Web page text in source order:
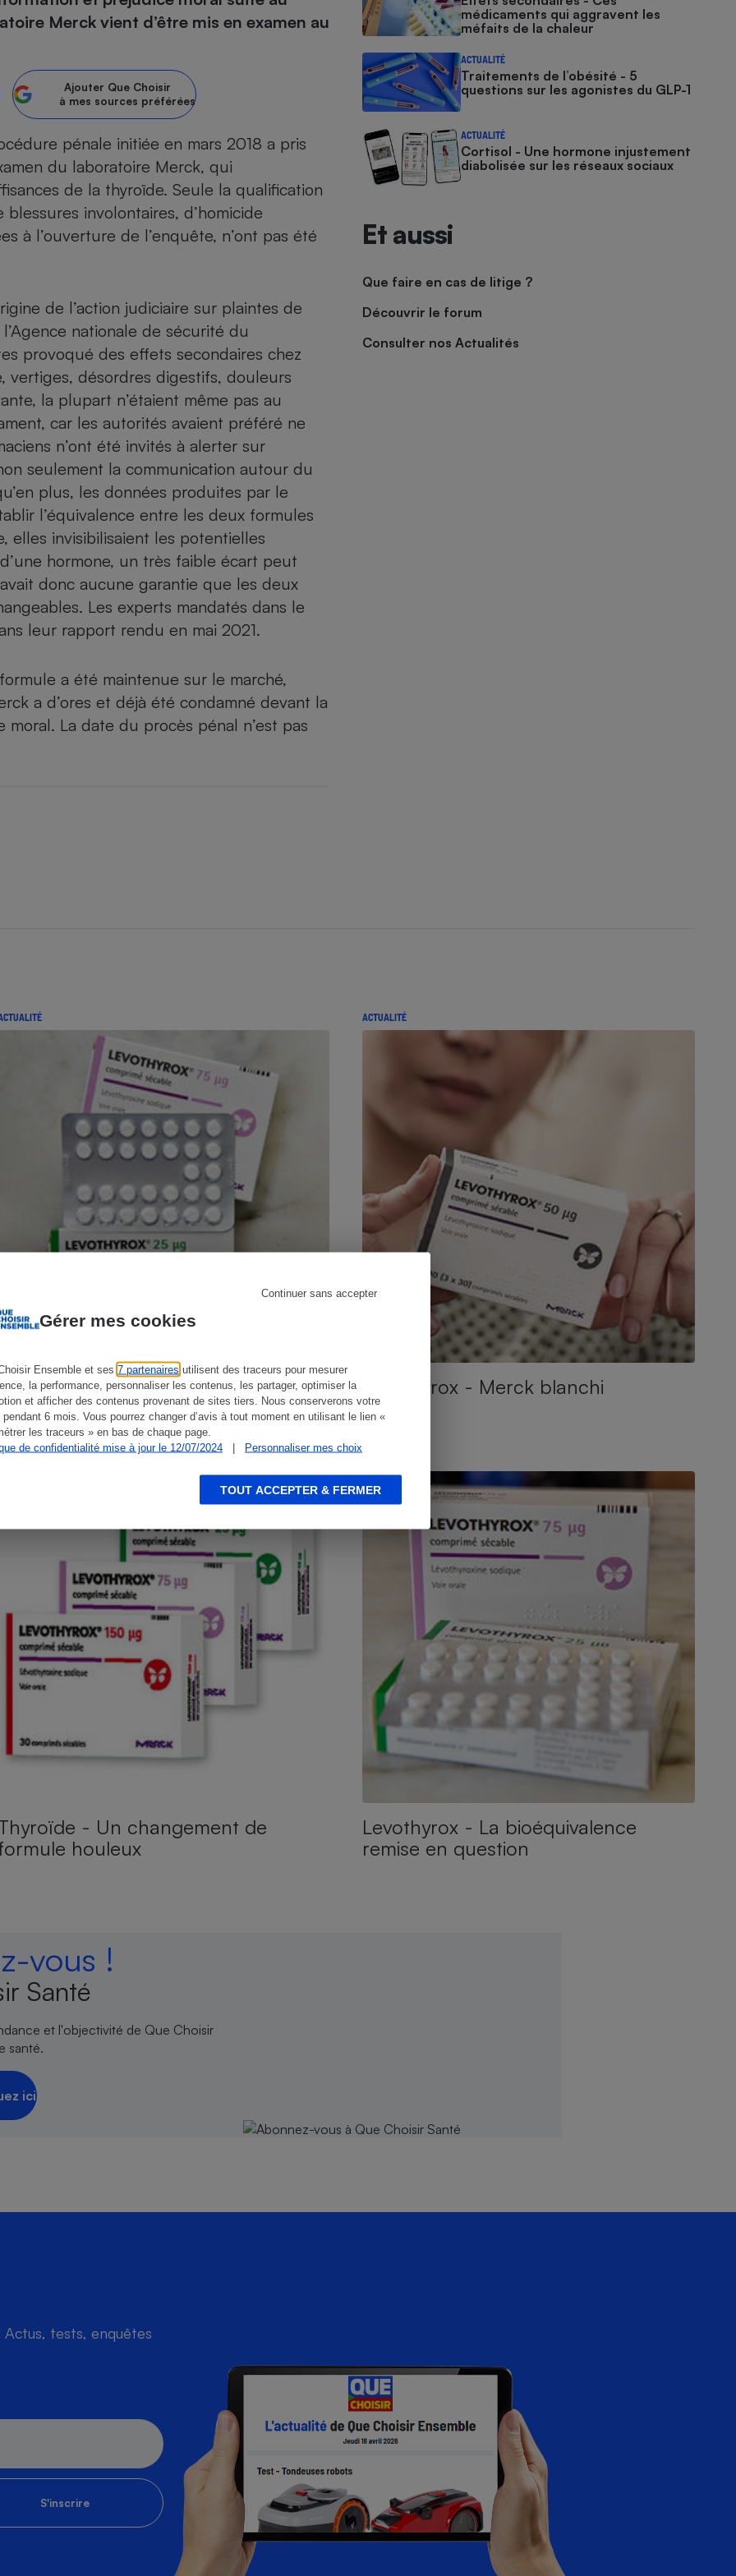
Gérer mes cookies
Ensemble et ses 7 partenaires utilisent des traceurs pour mesurer
la performance, personnaliser les contenus, les partager, optimiser la
et afficher des contenus provenant de sites tiers. Nous conserverons votre
pendant 6 mois. Vous pourrez changer d’avis à tout moment en utilisant le lien «
les traceurs » en bas de chaque page.
de confidentialité mise à jour le 12/07/2024
| Personnaliser mes choix
Continuer sans accepter
TOUT ACCEPTER & FERMER
Merck vient d’être mis en examen au
Ajouter Que Choisir
à mes sources préférées
pénale initiée en mars 2018 a pris
du laboratoire Merck, qui
de la thyroïde. Seule la qualification
involontaires, d’homicide
à l’ouverture de l’enquête, n’ont pas été
de l’action judiciaire sur plaintes de
nationale de sécurité du
provoqué des effets secondaires chez
vertiges, désordres digestifs, douleurs
la plupart n’étaient même pas au
car les autorités avaient préféré ne
n’ont été invités à alerter sur
seulement la communication autour du
plus, les données produites par le
l’équivalence entre les deux formules
elles invisibilisaient les potentielles
hormone, un très faible écart peut
donc aucune garantie que les deux
Les experts mandatés dans le
leur rapport rendu en mai 2021.
formule a été maintenue sur le marché,
a d’ores et déjà été condamné devant la
La date du procès pénal n’est pas
médicaments qui aggravent les
méfaits de la chaleur
ACTUALITÉ
Traitements de l’obésité - 5
questions sur les agonistes du GLP-1
ACTUALITÉ
Cortisol - Une hormone injustement
diabolisée sur les réseaux sociaux
Et aussi
Que faire en cas de litige ?
Découvrir le forum
Consulter nos Actualités
- Le préjudice moral
ACTUALITÉ
Levothyrox - Merck blanchi
ACTUALITÉ
- Un changement de
houleux
Levothyrox - La bioéquivalence
remise en question
vous !
Santé
et l'objectivité de Que Choisir
santé.
ici
tests, enquêtes
S'inscrire
Foie gras
- Comment choisir une
de champagne
Banque en ligne
Assurance vie
en ligne
congélateur
mobile
Ustensile
Réfrigérateur
Panneaux
photovoltaïques
multifonction
portable
Ordinateur portable
des devis d’opticiens
Aide auditive
pour bébé